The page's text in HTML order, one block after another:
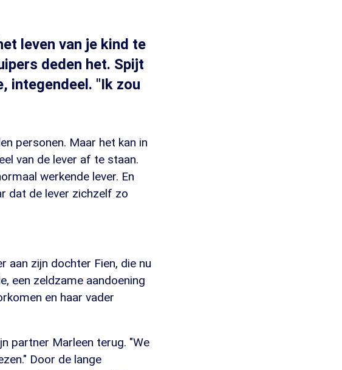
leven van je kind te
deden het. Spijt
integendeel. "Ik zou
personen. Maar het kan in
van de lever af te staan.
werkende lever. En
dat de lever zichzelf zo
aan zijn dochter Fien, die nu
een zeldzame aandoening
en haar vader
partner Marleen terug. "We
Door de lange